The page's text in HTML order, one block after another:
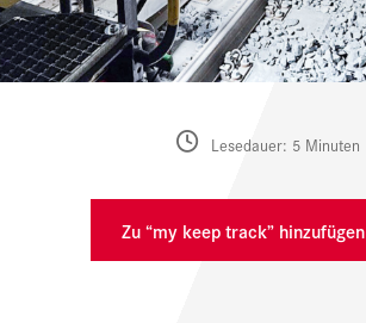
Lesedauer: 5 Minuten
Zu “my keep track” hinzufügen